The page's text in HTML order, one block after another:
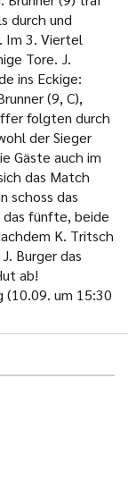
durch und
Im 3. Viertel
Tore. J.
ins Eckige:
(9, C),
folgten durch
der Sieger
Gäste auch im
das Match
schoss das
das fünfte, beide
K. Tritsch
Burger das
ab!
(10.09. um 15:30